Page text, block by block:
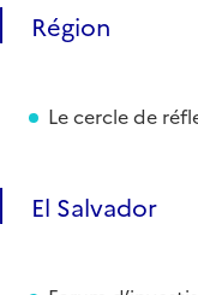
Région
Le cercle de
El Salvador